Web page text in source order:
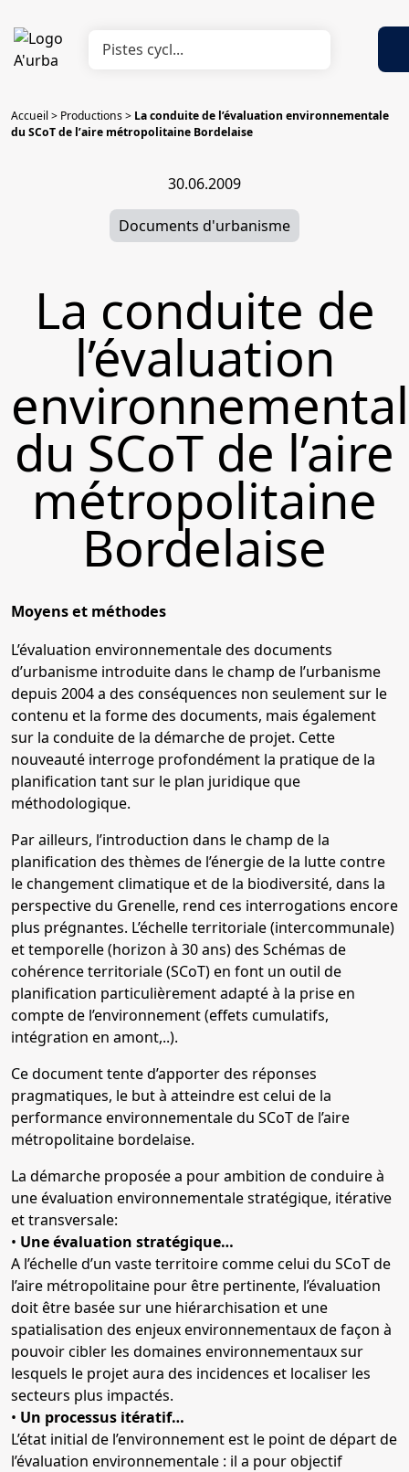
Accueil> Productions> La conduite de l’évaluation environnementale
du SCoT de l’aire métropolitaine Bordelaise
30.06.2009
Documents d'urbanisme
La conduite de
l’évaluation
du SCoT de l’aire
métropolitaine
Bordelaise
Moyens et méthodes
L’évaluation environnementale des documents
d’urbanisme introduite dans le champ de l’urbanisme
depuis 2004 a des conséquences non seulement sur le
contenu et la forme des documents, mais également
sur la conduite de la démarche de projet. Cette
nouveauté interroge profondément la pratique de la
planification tant sur le plan juridique que
méthodologique.
Par ailleurs, l’introduction dans le champ de la
planification des thèmes de l’énergie de la lutte contre
le changement climatique et de la biodiversité, dans la
perspective du Grenelle, rend ces interrogations encore
plus prégnantes. L’échelle territoriale (intercommunale)
et temporelle (horizon à 30 ans) des Schémas de
cohérence territoriale (SCoT) en font un outil de
planification particulièrement adapté à la prise en
compte de l’environnement (effets cumulatifs,
intégration en amont,..).
Ce document tente d’apporter des réponses
pragmatiques, le but à atteindre est celui de la
performance environnementale du SCoT de l’aire
métropolitaine bordelaise.
La démarche proposée a pour ambition de conduire à
une évaluation environnementale stratégique, itérative
et transversale:
• Une évaluation stratégique…
A l’échelle d’un vaste territoire comme celui du SCoT de
l’aire métropolitaine pour être pertinente, l’évaluation
doit être basée sur une hiérarchisation et une
spatialisation des enjeux environnementaux de façon à
pouvoir cibler les domaines environnementaux sur
lesquels le projet aura des incidences et localiser les
secteurs plus impactés.
• Un processus itératif…
L’état initial de l’environnement est le point de départ de
l’évaluation environnementale : il a pour objectif